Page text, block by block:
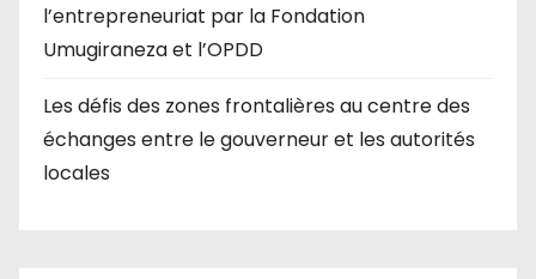
l’entrepreneuriat par la Fondation
Umugiraneza et l’OPDD
Les défis des zones frontalières au centre des
échanges entre le gouverneur et les autorités
locales